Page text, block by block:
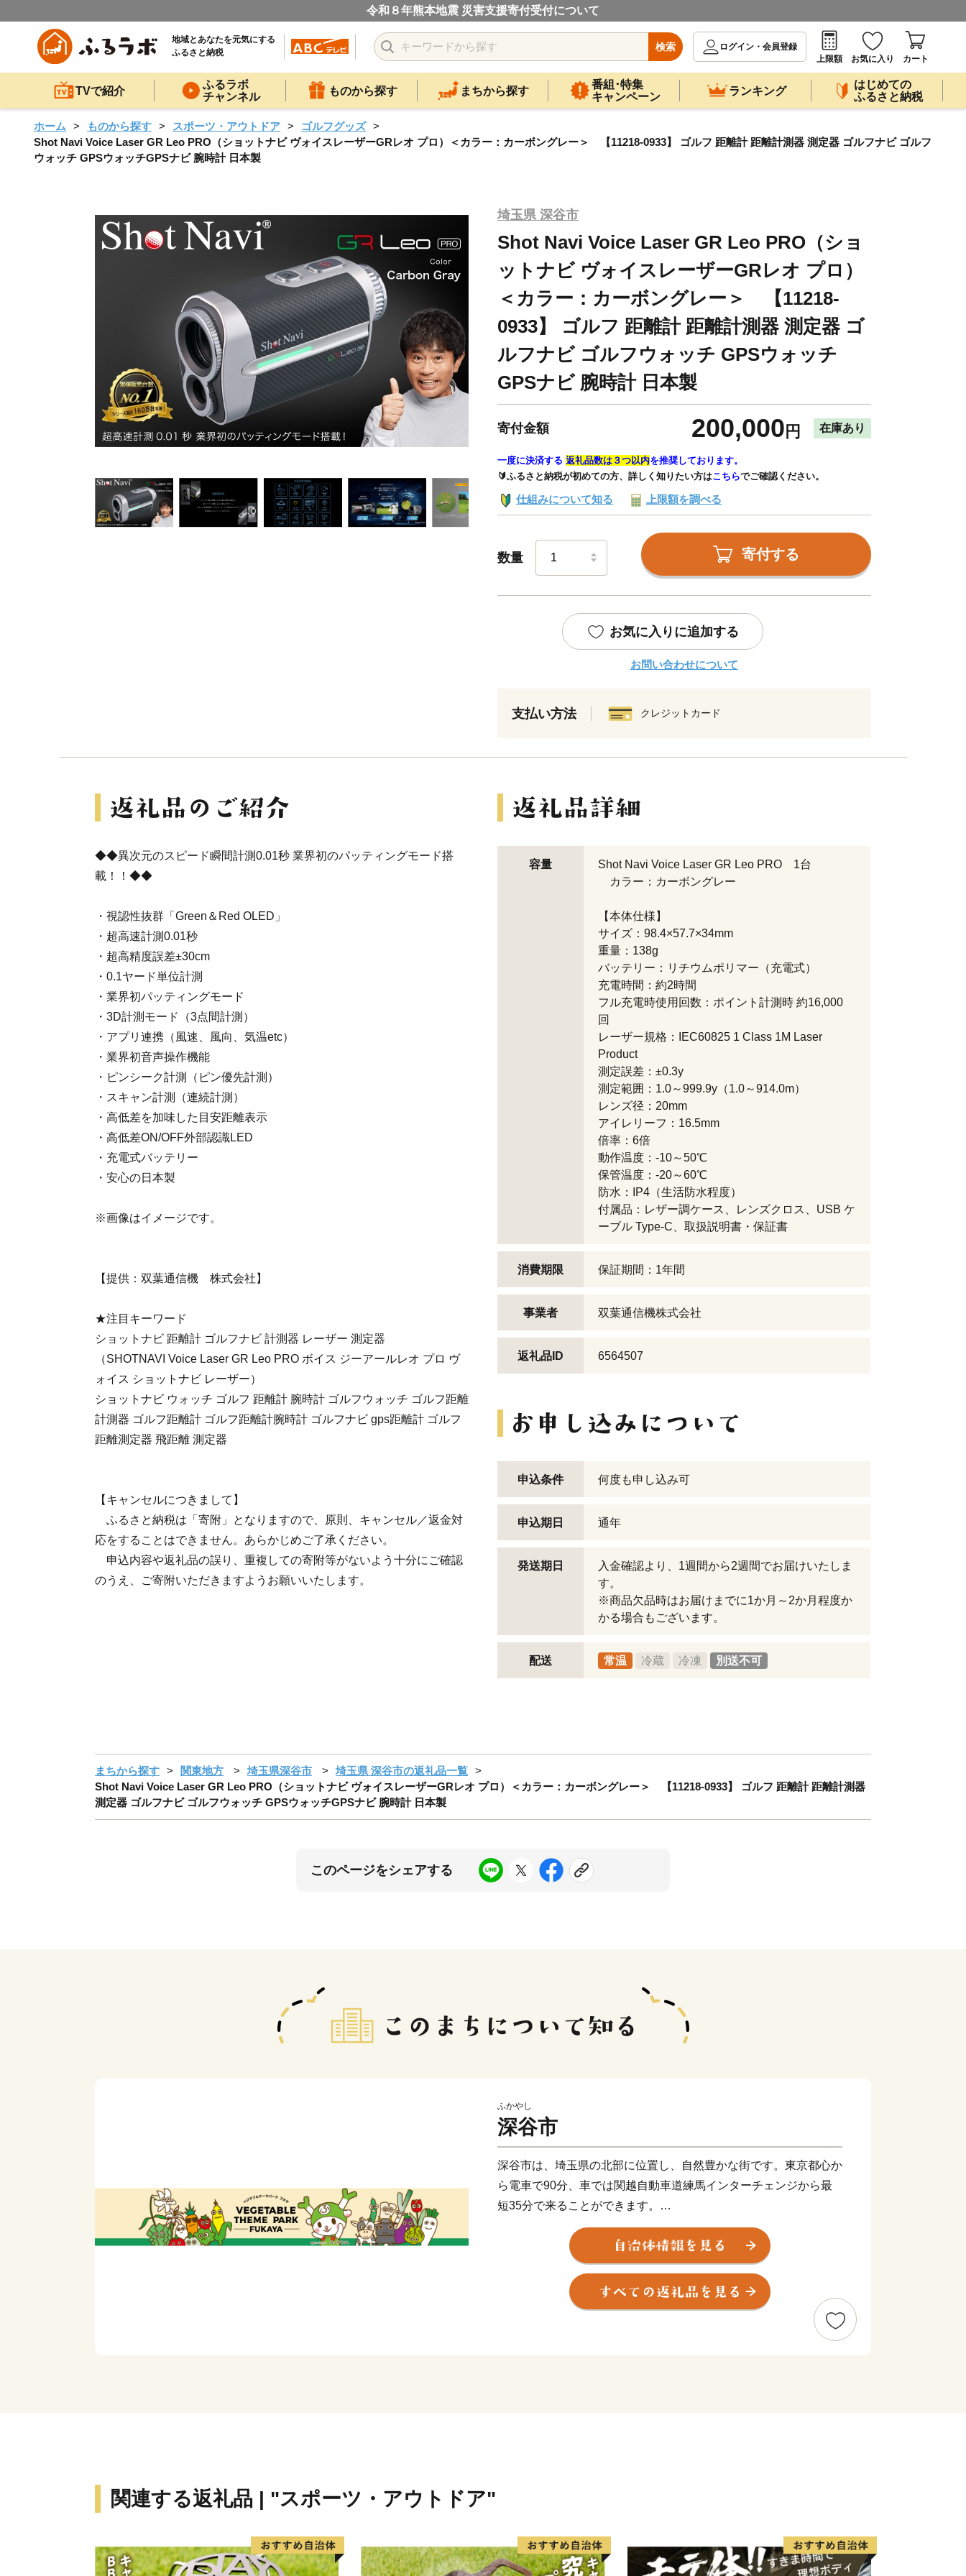
令和８年熊本地震 災害支援寄付受付について
地域とあなたを元気にする
ふるさと納税
検索
ログイン・会員登録
上限額
お気に入り カート
TVで紹介
ふるラボ
チャンネル
ものから探す まちから探す
番組･特集
キャンペーン
ランキング
はじめての
ふるさと納税
ホーム ものから探す スポーツ・アウトドア
ゴルフグッズ
Shot Navi Voice Laser GR Leo PRO（ショットナビ ヴォイスレーザーGRレオ プロ）＜カラー：カーボングレー＞ 【11218-0933】 ゴルフ 距離計 距離計測器 測定器 ゴルフナビ ゴルフ
ウォッチ GPSウォッチGPSナビ 腕時計 日本製
埼玉県 深谷市
Shot Navi Voice Laser GR Leo PRO（ショ
ットナビ ヴォイスレーザーGRレオ プロ）
＜カラー：カーボングレー＞ 【11218-
0933】 ゴルフ 距離計 距離計測器 測定器 ゴ
ルフナビ ゴルフウォッチ GPSウォッチ
GPSナビ 腕時計 日本製
寄付金額 200,000 円 在庫あり
一度に決済する 返礼品数は３つ以内を推奨しております。
🔰ふるさと納税が初めての方、詳しく知りたい方はこちらでご確認ください。
仕組みについて知る 上限額を調べる
数量 寄付する
お気に入りに追加する
お問い合わせについて
支払い方法 クレジットカード
◆◆異次元のスピード瞬間計測0.01秒 業界初のパッティングモード搭
載！！◆◆
・視認性抜群「Green＆Red OLED」
・超高速計測0.01秒
・超高精度誤差±30cm
・0.1ヤード単位計測
・業界初パッティングモード
・3D計測モード（3点間計測）
・アプリ連携（風速、風向、気温etc）
・業界初音声操作機能
・ピンシーク計測（ピン優先計測）
・スキャン計測（連続計測）
・高低差を加味した目安距離表示
・高低差ON/OFF外部認識LED
・充電式バッテリー
・安心の日本製
※画像はイメージです。
【提供：双葉通信機 株式会社】
★注目キーワード
ショットナビ 距離計 ゴルフナビ 計測器 レーザー 測定器
（SHOTNAVI Voice Laser GR Leo PRO ボイス ジーアールレオ プロ ヴ
ォイス ショットナビ レーザー）
ショットナビ ウォッチ ゴルフ 距離計 腕時計 ゴルフウォッチ ゴルフ距離
計測器 ゴルフ距離計 ゴルフ距離計腕時計 ゴルフナビ gps距離計 ゴルフ
距離測定器 飛距離 測定器
【キャンセルにつきまして】
ふるさと納税は「寄附」となりますので、原則、キャンセル／返金対
応をすることはできません。あらかじめご了承ください。
申込内容や返礼品の誤り、重複しての寄附等がないよう十分にご確認
のうえ、ご寄附いただきますようお願いいたします。
容量
Shot Navi Voice Laser GR Leo PRO 1台
カラー：カーボングレー
【本体仕様】
サイズ：98.4×57.7×34mm
重量：138g
バッテリー：リチウムポリマー（充電式）
充電時間：約2時間
フル充電時使用回数：ポイント計測時 約16,000
回
レーザー規格：IEC60825 1 Class 1M Laser
Product
測定誤差：±0.3y
測定範囲：1.0～999.9y（1.0～914.0m）
レンズ径：20mm
アイレリーフ：16.5mm
倍率：6倍
動作温度：-10～50℃
保管温度：-20～60℃
防水：IP4（生活防水程度）
付属品：レザー調ケース、レンズクロス、USB ケ
ーブル Type-C、取扱説明書・保証書
消費期限 保証期間：1年間
事業者 双葉通信機株式会社
返礼品ID 6564507
申込条件 何度も申し込み可
申込期日 通年
発送期日
入金確認より、1週間から2週間でお届けいたしま
す。
※商品欠品時はお届けまでに1か月～2か月程度か
かる場合もございます。
配送 常温 冷蔵 冷凍 別送不可
まちから探す 関東地方 埼玉県深谷市
埼玉県 深谷市の返礼品一覧
Shot Navi Voice Laser GR Leo PRO（ショットナビ ヴォイスレーザーGRレオ プロ）＜カラー：カーボングレー＞ 【11218-0933】 ゴルフ 距離計 距離計測器
測定器 ゴルフナビ ゴルフウォッチ GPSウォッチGPSナビ 腕時計 日本製
このページをシェアする
ふかやし
深谷市
深谷市は、埼玉県の北部に位置し、自然豊かな街です。東京都心か
ら電車で90分、車では関越自動車道練馬インターチェンジから最
短35分で来ることができます。
肥沃な土壌に恵まれ「深谷ねぎ」をはじめとする農畜産物が盛んで
あり、「関東の台所」としての役割も果たしています。また、生産
量トップクラスのユリ、チューリップなど花き栽培や造園業も盛ん
さらに、イメージキャラクターの「ふっかちゃん」は、全国的にも
関連する返礼品 | "スポーツ・アウトドア"